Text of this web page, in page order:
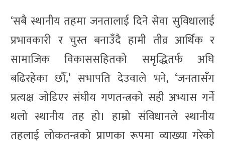
‘सबै स्थानीय तहमा जनतालाई दिने सेवा सुविधालाई
प्रभावकारी र चुस्त बनाउँदै हामी तीव्र आर्थिक र
सामाजिक विकाससहितको समृद्धितर्फ अघि
बढिरहेका छौँ,’ सभापति देउवाले भने, ‘जनतासँग
प्रत्यक्ष जोडिएर संघीय गणतन्त्रको सही अभ्यास गर्ने
थलो स्थानीय तह हो। हाम्रो संविधानले स्थानीय
तहलाई लोकतन्त्रको प्राणका रूपमा व्याख्या गरेको